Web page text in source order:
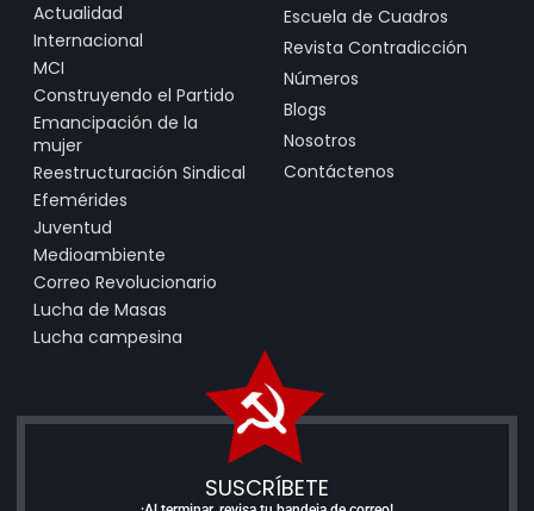
Actualidad
Internacional
MCI
Construyendo el Partido
Emancipación de la
mujer
Reestructuración Sindical
Efemérides
Juventud
Medioambiente
Correo Revolucionario
Lucha de Masas
Lucha campesina
Escuela de Cuadros
Revista Contradicción
Números
Blogs
Nosotros
Contáctenos
SUSCRÍBETE